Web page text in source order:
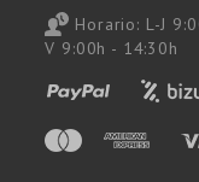
Horario: L-J
V 9:00h - 14:30h